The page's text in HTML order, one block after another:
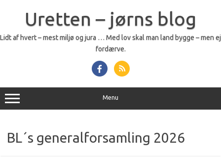
Uretten – jørns blog
Lidt af hvert – mest miljø og jura … Med lov skal man land bygge – men ej
fordærve.
Menu
BL´s generalforsamling 2026